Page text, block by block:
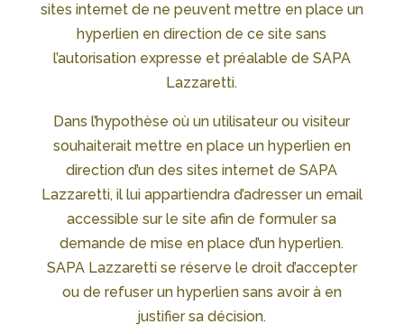
sites internet de ne peuvent mettre en place un
hyperlien en direction de ce site sans
l’autorisation expresse et préalable de SAPA
Lazzaretti.
Dans l’hypothèse où un utilisateur ou visiteur
souhaiterait mettre en place un hyperlien en
direction d’un des sites internet de SAPA
Lazzaretti, il lui appartiendra d’adresser un email
accessible sur le site afin de formuler sa
demande de mise en place d’un hyperlien.
SAPA Lazzaretti se réserve le droit d’accepter
ou de refuser un hyperlien sans avoir à en
justifier sa décision.